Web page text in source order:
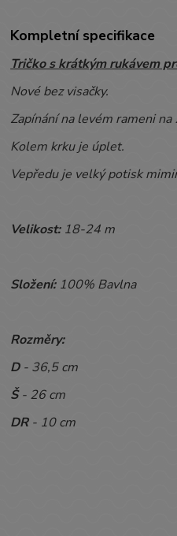
Kompletní specifikace
Tričko s krátkým rukávem
Nové bez visačky.
Zapínání na levém rameni na
Kolem krku je úplet.
Vepředu je velký potisk
Velikost:18-24 m
Složení: 100% Bavlna
Rozměry:
D - 36,5 cm
Š- 26 cm
DR - 10 cm